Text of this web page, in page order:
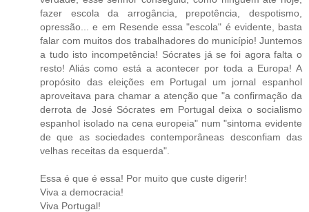
fazer escola da arrogância, prepotência, despotismo,
opressão... e em Resende essa "escola" é evidente, basta
falar com muitos dos trabalhadores do município! Juntemos
a tudo isto incompetência! Sócrates já se foi agora falta o
resto! Aliás como está a acontecer por toda a Europa! A
propósito das eleições em Portugal um jornal espanhol
aproveitava para chamar a atenção que "a confirmação da
derrota de José Sócrates em Portugal deixa o socialismo
espanhol isolado na cena europeia" num "sintoma evidente
de que as sociedades contemporâneas desconfiam das
velhas receitas da esquerda".
Essa é que é essa! Por muito que custe digerir!
Viva a democracia!
Viva Portugal!